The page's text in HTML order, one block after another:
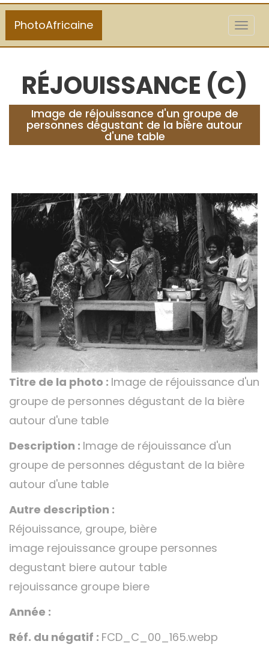
PhotoAfricaine
RÉJOUISSANCE (C)
Image de réjouissance d'un groupe de
personnes dégustant de la bière autour
d'une table
Titre de la photo : Image de réjouissance d'un
groupe de personnes dégustant de la bière
autour d'une table
Description : Image de réjouissance d'un
groupe de personnes dégustant de la bière
autour d'une table
Autre description :
Réjouissance, groupe, bière
image rejouissance groupe personnes
degustant biere autour table
rejouissance groupe biere
Année :
Réf. du négatif : FCD_C_00_165.webp